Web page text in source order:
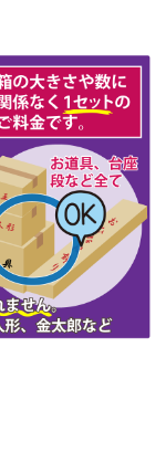
)
金)
(月)
(月)
月)
)
金)